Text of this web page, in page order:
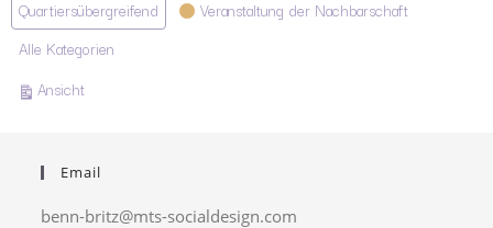
Quartiersübergreifend
Veranstaltung der Nachbarschaft
Alle Kategorien
Ansichtausdrucken
Email
benn-britz@mts-socialdesign.com